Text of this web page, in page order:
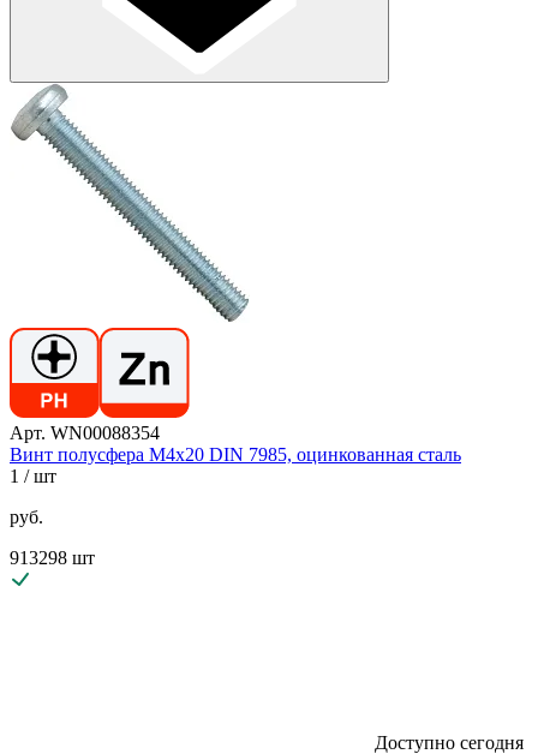
Арт. WN00088354
Винт полусфера М4х20 DIN 7985, оцинкованная сталь
1 / шт
руб.
913298 шт
Доступно сегодня